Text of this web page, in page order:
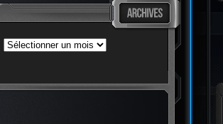
Archives